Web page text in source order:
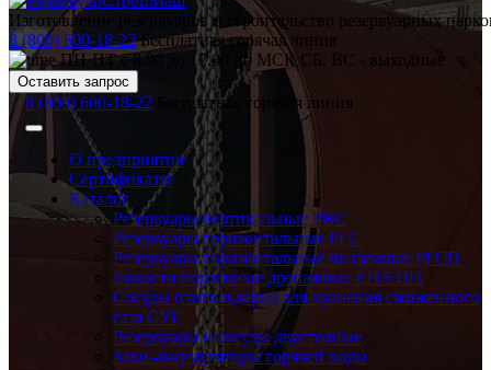
Изготовление резервуаров и строительство резервуарных
8 (800) 600-18-22 Бесплатная горячая линия
ПН-ПТ с 8.00 до 17.00 по МСК СБ, ВС - выходные
Оставить запрос
8 (800) 600-18-22 Бесплатная горячая линия
О предприятии
Сертификаты
Каталог
Резервуары вертикальные РВС
Резервуары горизонтальные РГС
Резервуары горизонтальные подземные РГСП
Емкости подземные дренажные ЕП/ЕПП
Сосуды (газгольдеры) для хранения сжиженного
газа СУГ
Резервуары и сосуды двустенные
Баки-аккумуляторы горячей воды